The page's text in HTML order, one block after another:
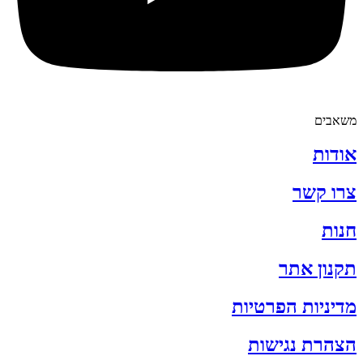
משאבים
אודות
צרו קשר
חנות
תקנון אתר
מדיניות הפרטיות
הצהרת נגישות